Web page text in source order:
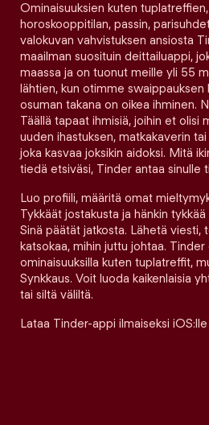
Ominaisuuksien kuten
horoskooppitilan, passin,
valokuvan vahvistuksen ansiosta
maailman suosituin deittailuappi,
maassa ja on tuonut meille yli 55
lähtien, kun otimme swaippauksen
osuman takana on oikea ihminen.
Täällä tapaat ihmisiä, joihin et olisi
uuden ihastuksen, matkakaverin
joka kasvaa joksikin aidoksi. Mitä
tiedä etsiväsi, Tinder antaa sinulle
Luo profiili, määritä omat
Tykkäät jostakusta ja hänkin
Sinä päätät jatkosta. Lähetä viesti,
katsokaa, mihin juttu johtaa.
ominaisuuksilla kuten tuplatreffit,
Synkkaus. Voit luoda kaikenlaisia
tai siltä väliltä.
Lataa Tinder-appi ilmaiseksi